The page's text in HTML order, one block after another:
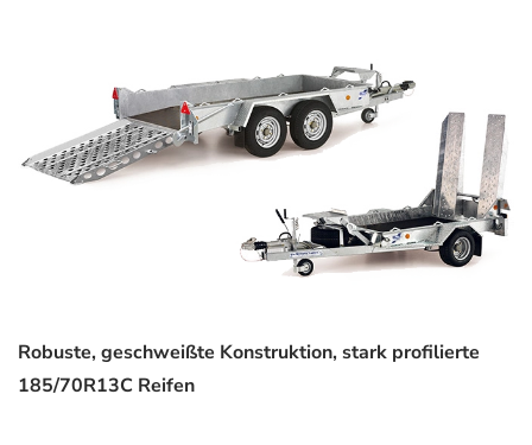
Robuste, geschweißte Konstruktion, stark profilierte
185/70R13C Reifen